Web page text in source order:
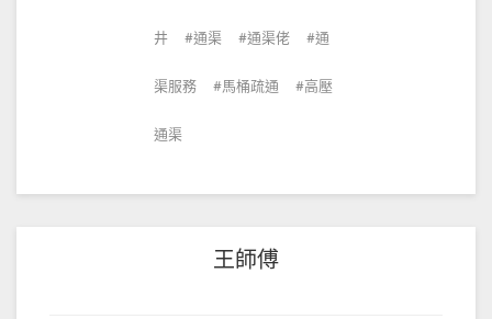
井 通渠 通渠佬 通
渠服務 馬桶疏通 高壓
通渠
王師傅